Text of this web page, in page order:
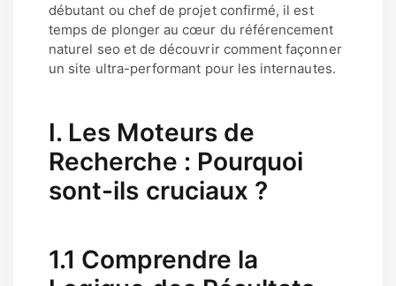
débutant ou chef de projet confirmé, il est
temps de plonger au cœur du référencement
naturel seo et de découvrir comment façonner
un site ultra-performant pour les internautes.
I. Les Moteurs de
Recherche : Pourquoi
sont-ils cruciaux ?
1.1 Comprendre la